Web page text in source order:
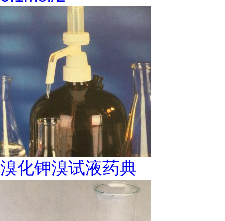
溴化钾溴试液药典